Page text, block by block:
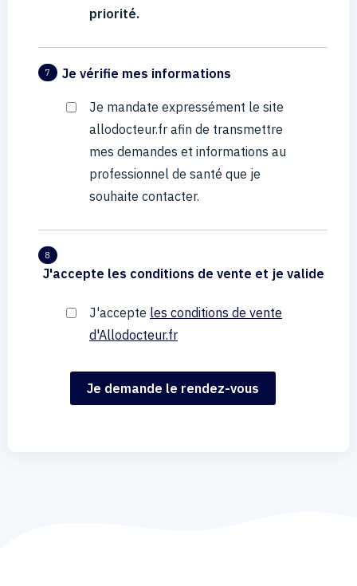
priorité.
7 Je vérifie mes informations
Je mandate expressément le site
allodocteur.fr afin de transmettre
mes demandes et informations au
professionnel de santé que je
souhaite contacter.
8
J'accepte les conditions de vente et je valide
J'accepte les conditions de vente
d'Allodocteur.fr